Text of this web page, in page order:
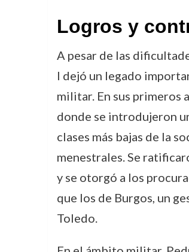
Logros y
A pesar de las
I dejó un legado
militar. En sus primeros
donde se introdujeron
clases más bajas de la
menestrales. Se
y se otorgó a los
que los de Burgos, un
Toledo.